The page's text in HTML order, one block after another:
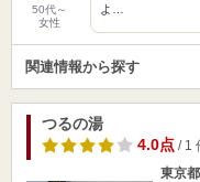
50代～
女性
よ…
関連情報から探す
つるの湯
4.0点/ 1
東京